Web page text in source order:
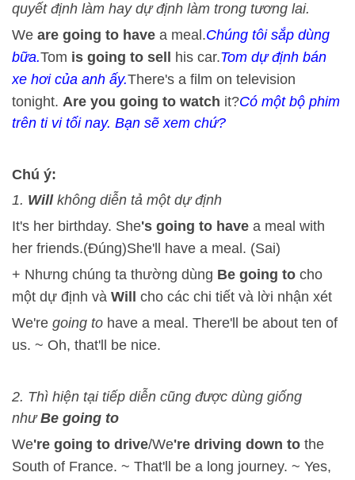
quyết định làm hay dự định làm trong tương lai.
We are going to have a meal.Chúng tôi sắp dùng
bữa.Tom is going to sell his car.Tom dự định bán
xe hơi của anh ấy.There's a film on television
tonight. Are you going to watch it?Có một bộ phim
trên ti vi tối nay. Bạn sẽ xem chứ?
Chú ý:
1. Will không diễn tả một dự định
It's her birthday. She's going to have a meal with
her friends.(Đúng)She'll have a meal. (Sai)
+ Nhưng chúng ta thường dùng Be going to cho
một dự định và Will cho các chi tiết và lời nhận xét
We're going to have a meal. There'll be about ten of
us. ~ Oh, that'll be nice.
2. Thì hiện tại tiếp diễn cũng được dùng giống
nhưBe going to
We're going to drive/We're driving down to the
South of France. ~ That'll be a long journey. ~ Yes,